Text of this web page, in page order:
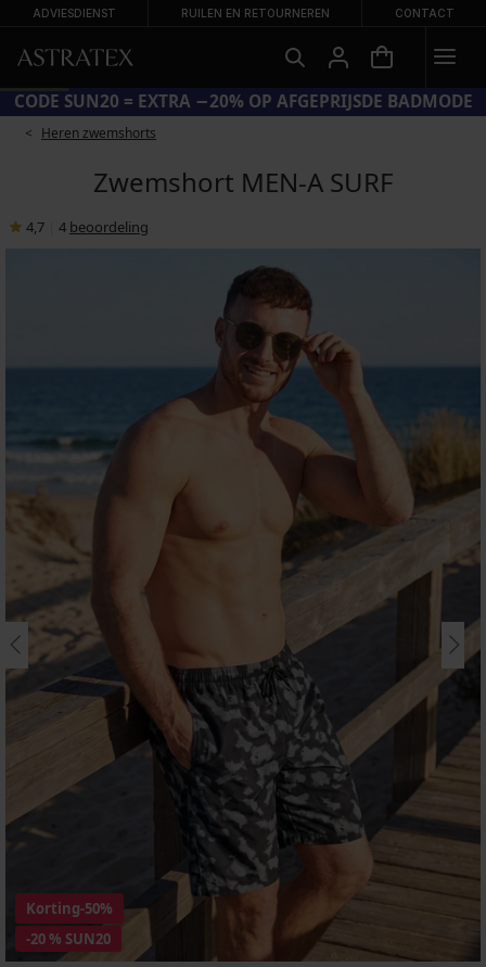
ADVIESDIENST RUILEN EN RETOURNEREN CONTACT
CODE SUN20 = EXTRA −20% OP AFGEPRIJSDE BADMODE
Heren zwemshorts
Zwemshort MEN-A SURF
4,7 4 beoordeling
-20 % SUN20
Korting-50%